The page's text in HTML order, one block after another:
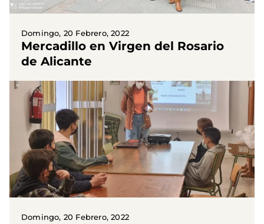
Domingo, 20 Febrero, 2022
Mercadillo en Virgen del Rosario
de Alicante
Domingo, 20 Febrero, 2022